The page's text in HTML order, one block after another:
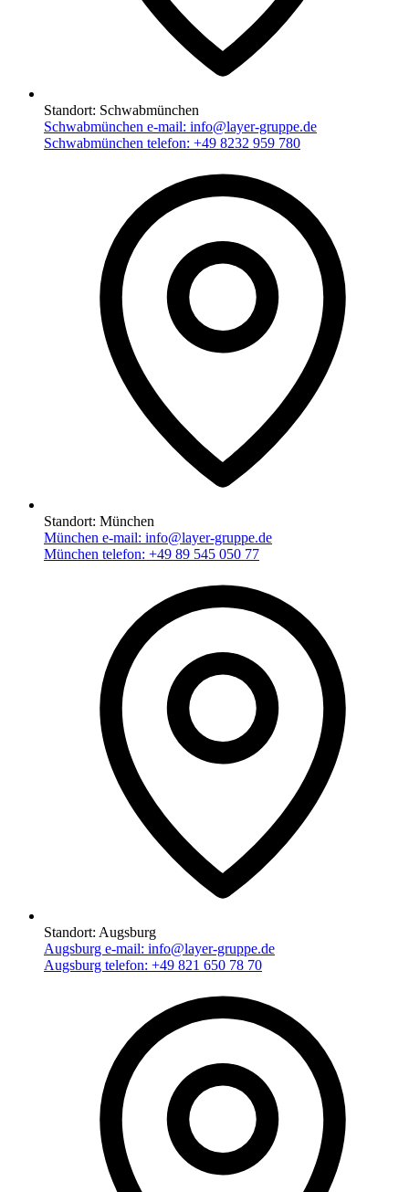
Standort: Schwabmünchen
Schwabmünchen e-mail: info@layer-gruppe.de
Schwabmünchen telefon: +49 8232 959 780
Standort: München
München e-mail: info@layer-gruppe.de
München telefon: +49 89 545 050 77
Standort: Augsburg
Augsburg e-mail: info@layer-gruppe.de
Augsburg telefon: +49 821 650 78 70